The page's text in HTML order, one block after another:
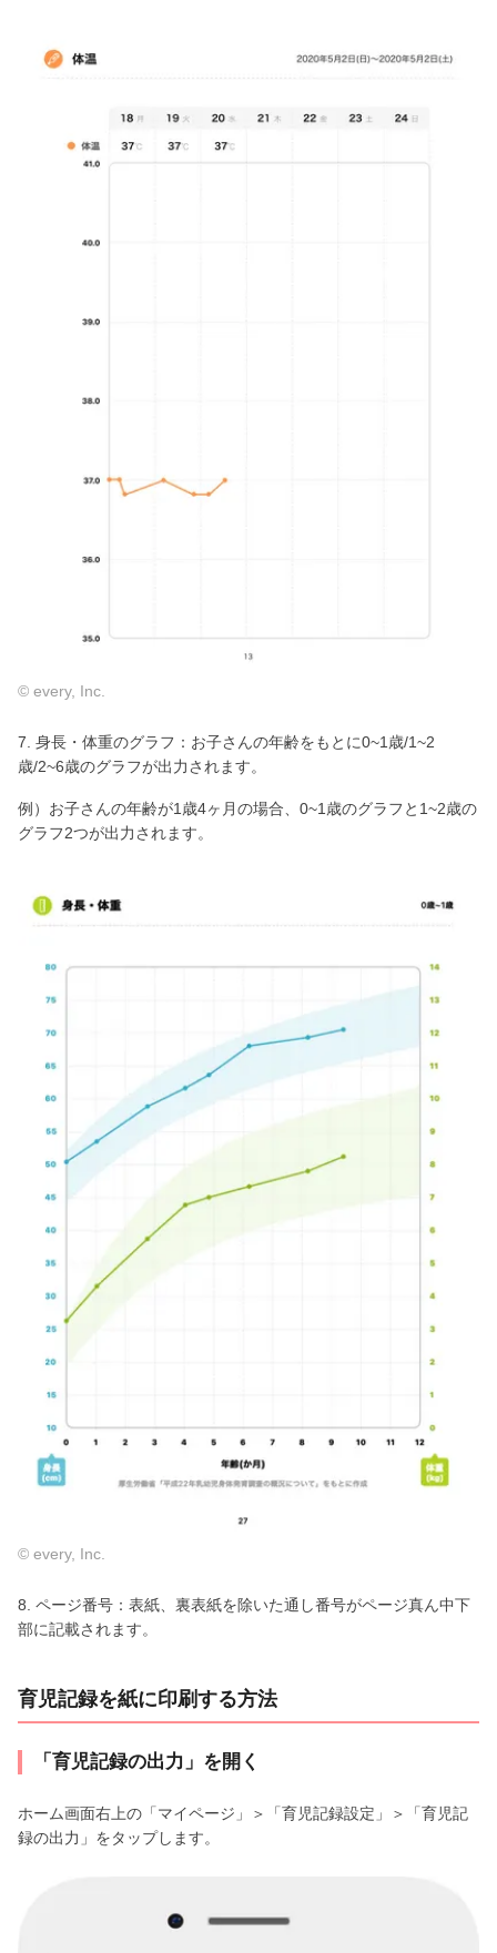
© every, Inc.
7. 身長・体重のグラフ：お子さんの年齢をもとに0~1歳/1~2
歳/2~6歳のグラフが出力されます。
例）お子さんの年齢が1歳4ヶ月の場合、0~1歳のグラフと1~2歳の
グラフ2つが出力されます。
© every, Inc.
8. ページ番号：表紙、裏表紙を除いた通し番号がページ真ん中下
部に記載されます。
育児記録を紙に印刷する方法
「育児記録の出力」を開く
ホーム画面右上の「マイページ」＞「育児記録設定」＞「育児記
録の出力」をタップします。